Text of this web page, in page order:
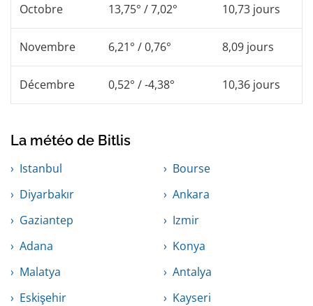
Octobre 13,75° / 7,02° 10,73 jours
Novembre 6,21° / 0,76° 8,09 jours
Décembre 0,52° / -4,38° 10,36 jours
La météo de Bitlis
Istanbul
Bourse
Diyarbakır
Ankara
Gaziantep
Izmir
Adana
Konya
Malatya
Antalya
Eskişehir
Kayseri